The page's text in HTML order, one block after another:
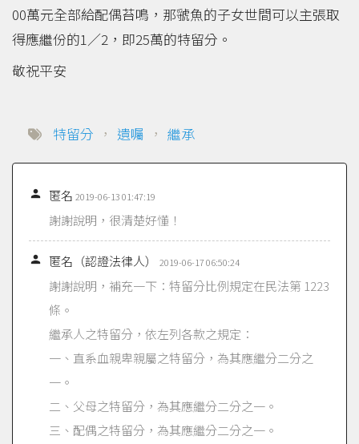
00萬元全部給配偶苔鳴，那虢魚的子女世間可以主張取
得應繼份的1／2，即25萬的特留分。
敬祝平安
特留分 ， 遺囑 ， 繼承
 匿名 2019-06-13 01:47:19
謝謝說明，很清楚好懂！
 匿名（認證法律人） 2019-06-17 06:50:24
謝謝說明，補充一下：特留分比例規定在民法第 1223
條。
繼承人之特留分，依左列各款之規定：
一、直系血親卑親屬之特留分，為其應繼分二分之
一。
二、父母之特留分，為其應繼分二分之一。
三、配偶之特留分，為其應繼分二分之一。